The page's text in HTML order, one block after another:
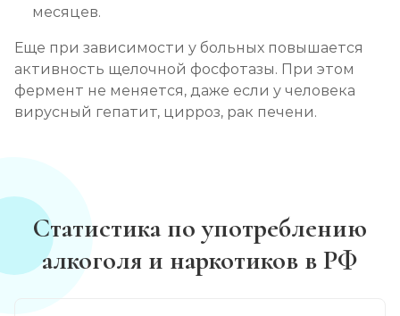
месяцев.
Еще при зависимости у больных повышается
активность щелочной фосфотазы. При этом
фермент не меняется, даже если у человека
вирусный гепатит, цирроз, рак печени.
Статистика по употреблению
алкоголя и наркотиков в РФ